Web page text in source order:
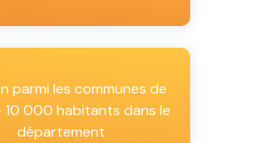
parmi les communes de
000 habitants dans le
département